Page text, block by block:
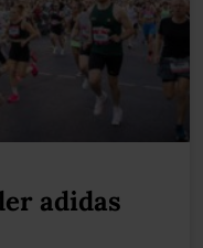
adidas